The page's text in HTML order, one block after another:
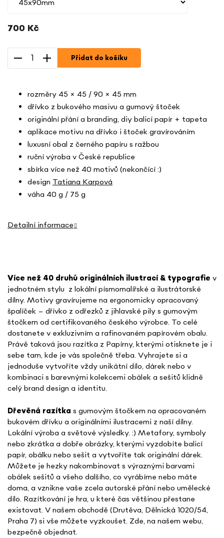
700 Kč
cena:
Přidat do košíku
rozměry 45 × 45 / 90 × 45 mm
dřívko z bukového masivu a gumový štoček
originální přání a branding, diy balicí papír + tapeta
aplikace motivu na dřívko i štoček gravírováním
luxusní obal z černého papíru s ražbou
ruční výroba v České republice
sbírka více než 40 motivů (nekončící :)
design Tatiana Karpová
váha 40 g / 75 g
Detailní informace
Více než 40 druhů originálních ilustrací & typografie v
jednotném stylu z lokální písmomalířské a ilustrátorské
dílny. Motivy gravírujeme na ergonomicky opracovaný
špalíček – dřívko z odřezků z jihlavské pily s gumovým
štočkem od certifikovaného českého výrobce. To celé
dostanete v exkluzivním a rafinovaném papírovém obalu.
Právě taková jsou razítka z Papírny, kterými otisknete je i
sebe tam, kde je vás společně třeba. Vyhrajete si a
jednoduše vytvoříte vždy unikátní dílo, dárek nebo v
kombinaci s barevnými kolekcemi obálek a sešitů klidně
celý brand design a identitu.
Dřevěná razítka s gumovým štočkem na opracovaném
bukovém dřívku a originálními ilustracemi z naší dílny.
Lokální výroba a světové výsledky. :) Metafory, symboly
nebo zkrátka a dobře obrázky, kterými vyzdobíte balicí
papír, obálku nebo sešit a vytvoříte tak originální dárek.
Můžete je hezky nakombinovat s výraznými barvami
obálek sešitů a všeho dalšího, co vyrábíme nebo máte
doma, a vznikne vaše zcela autorské přání nebo umělecké
dílo. Razítkování je hra, u které čas většinou přestane
existovat. V našem obchodě (Drutěva, Dělnická 1020/54,
Praha 7) si vše můžete vyzkoušet. Zde, na našem webu,
bezpečně objednat.